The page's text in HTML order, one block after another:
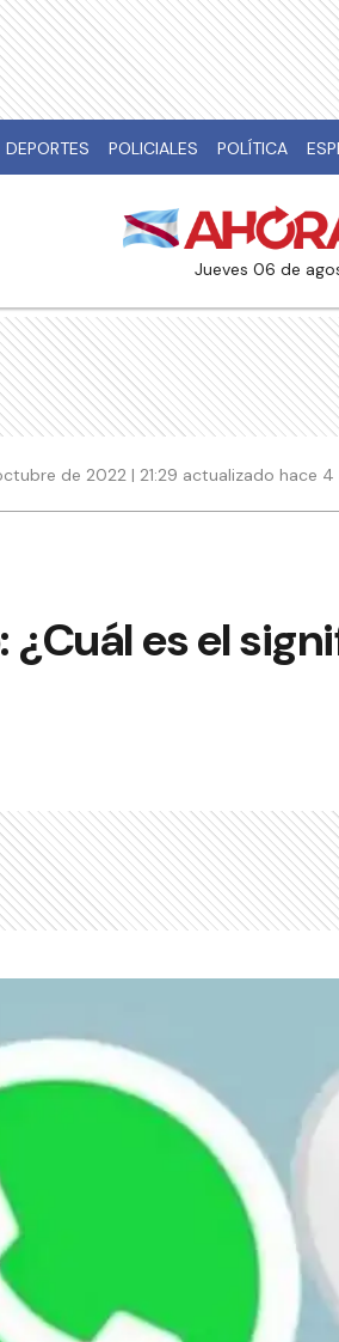
DEPORTES POLICIALES POLÍTICA
jueves 06 de
de 2022 | 21:29 actualizado hace 4
es el